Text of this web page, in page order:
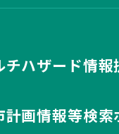
チハザード情報
計画情報等検索